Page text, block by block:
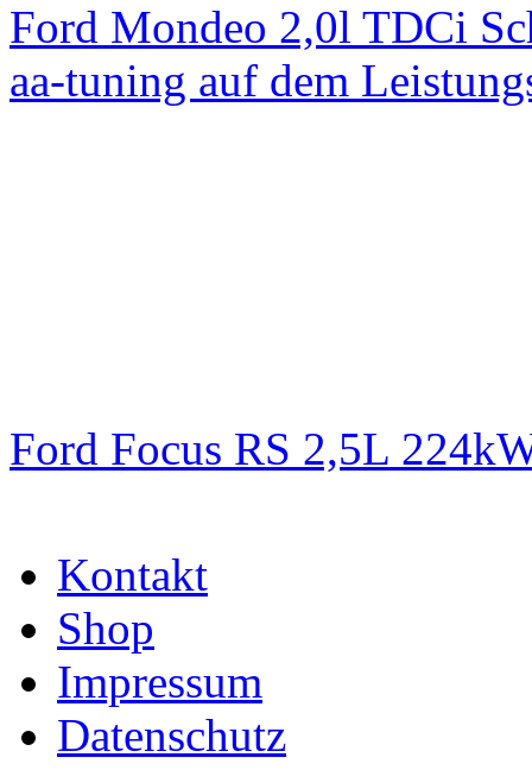
Ford Mondeo 2,0l TDCi
aa-tuning auf dem
Ford Focus RS 2,5L
Kontakt
Shop
Impressum
Datenschutz